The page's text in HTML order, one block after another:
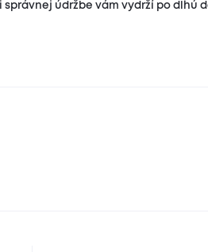
správnej údržbe vám vydrží po dlhú